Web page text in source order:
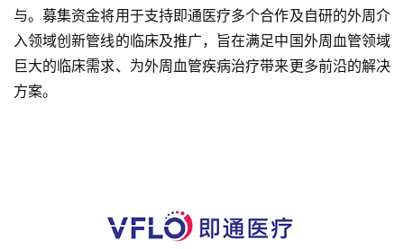
与。募集资金将用于支持即通医疗多个合作及自研的外周介
入领域创新管线的临床及推广，旨在满足中国外周血管领域
巨大的临床需求、为外周血管疾病治疗带来更多前沿的解决
方案。